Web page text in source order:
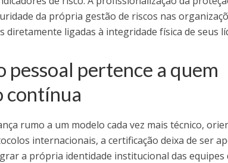
da própria gestão de riscos nas
ligadas à integridade física de seus
pertence a quem
contínua
rumo a um modelo cada vez mais técnico,
internacionais, a certificação deixa de ser
a própria identidade institucional das equipes